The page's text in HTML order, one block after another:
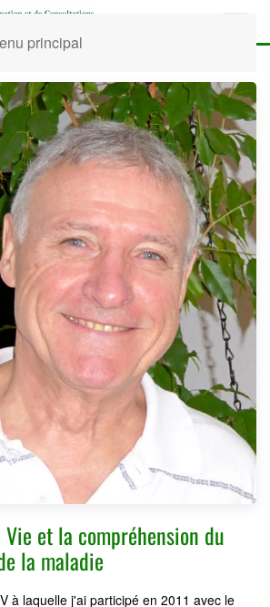
principal
et la compréhension du
la maladie
à laquelle j'ai participé en 2011 avec le